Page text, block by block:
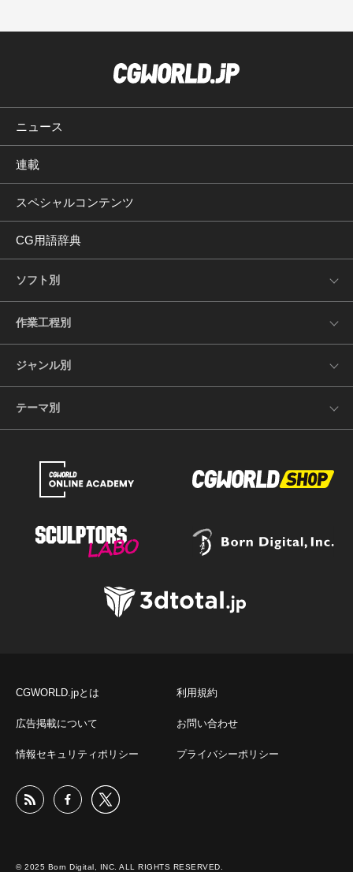
ニュース
連載
スペシャルコンテンツ
CG用語辞典
ソフト別
作業工程別
ジャンル別
テーマ別
CGWORLD.jpとは 利用規約
広告掲載について お問い合わせ
情報セキュリティポリシー プライバシーポリシー
© 2025 Born Digital, INC. ALL RIGHTS RESERVED.